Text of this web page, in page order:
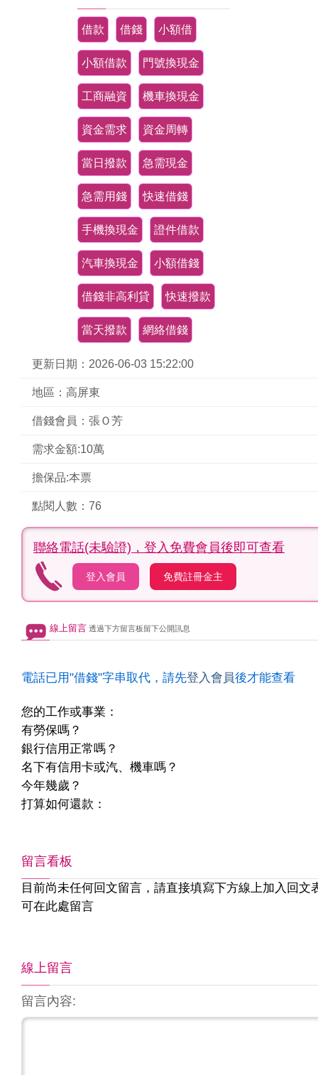
借款 借錢 小額借
小額借款 門號換現金
工商融資 機車換現金
資金需求 資金周轉
當日撥款 急需現金
急需用錢 快速借錢
手機換現金 證件借款
汽車換現金 小額借錢
借錢非高利貸 快速撥款
當天撥款 網絡借錢
更新日期：2026-06-03 15:22:00
地區：高屏東
借錢會員：張Ｏ芳
需求金額:10萬
擔保品:本票
點閱人數：76
聯絡電話(未驗證)， 登入免費會員後即可查看
登入會員 免費註冊金主
線上留言 透過下方留言板留下公開訊息
電話已用"借錢"字串取代，請先登入會員後才能查看
您的工作或事業：
有勞保嗎？
銀行信用正常嗎？
名下有信用卡或汽、機車嗎？
今年幾歲？
打算如何還款：
留言看板
目前尚未任何回文留言，請直接填寫下方線上加入回文
可在此處留言
線上留言
留言內容: